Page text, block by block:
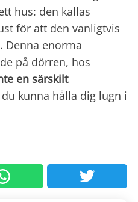
hus: den kallas
för att den vanligtvis
Denna enorma
på dörren, hos
en särskilt
kunna hålla dig lugn i